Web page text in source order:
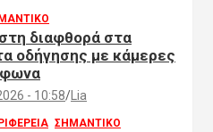
διαφθορά στα
οδήγησης με κάμερες
- 10:58 Lia
ΣΗΜΑΝΤΙΚΟ